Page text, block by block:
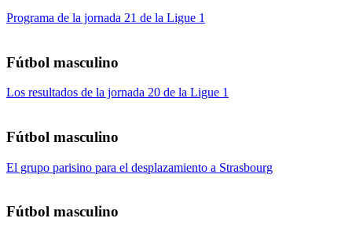
Programa de la jornada 21 de la Ligue 1
Fútbol masculino
Los resultados de la jornada 20 de la Ligue 1
Fútbol masculino
El grupo parisino para el desplazamiento a Strasbourg
Fútbol masculino